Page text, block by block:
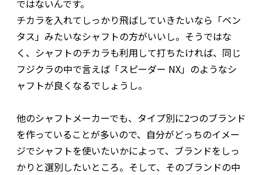
ではないんです。
チカラを入れてしっかり飛ばしていきたいなら「ベン
タス」みたいなシャフトの方がいいし。そうではな
く、シャフトのチカラも利用して打ちたければ、同じ
フジクラの中で言えば「スピーダー NX」のようなシ
ャフトが良くなるでしょうし。
他のシャフトメーカーでも、タイプ別に2つのブランド
を作っていることが多いので、自分がどっちのイメー
ジでシャフトを使いたいかによって、ブランドをしっ
かりと選別したいところ。そして、そのブランドの中